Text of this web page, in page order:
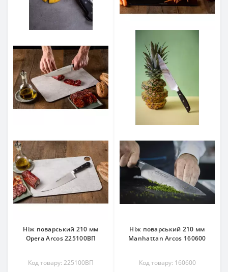
Ніж поварський 210 мм
Opera Arcos 225100ВП
Код товару: 225100ВП
Ніж поварський 210 мм
Manhattan Arcos 160600
Код товару: 160600